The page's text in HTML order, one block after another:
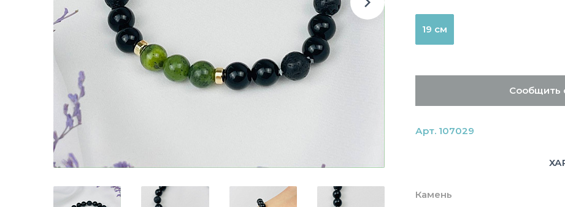
19 см
Сообщить
Арт. 107029
Камень